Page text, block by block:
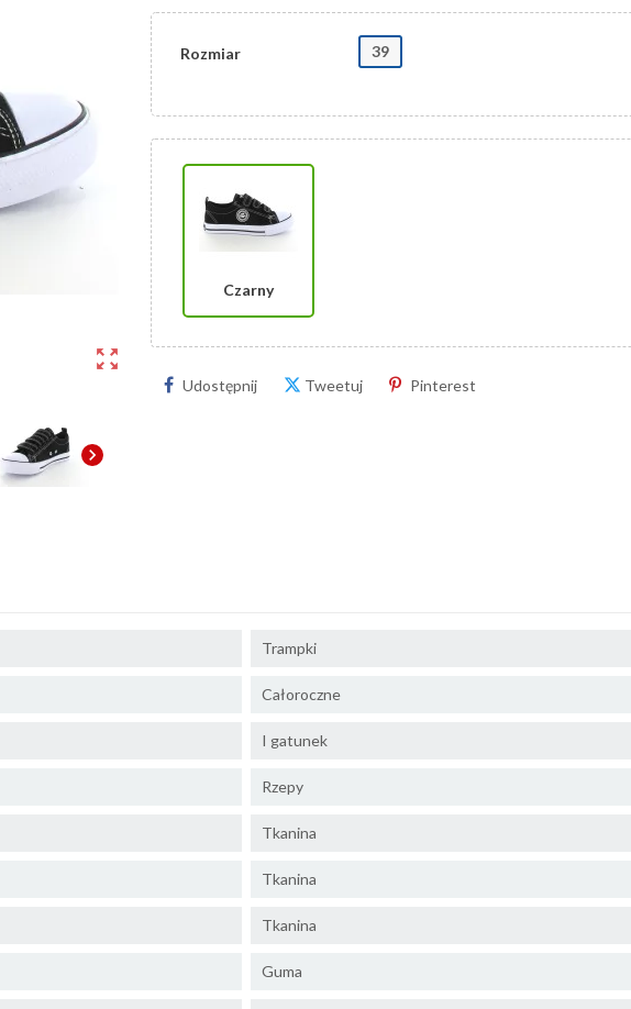
zoom_out_map
chevron_right
Rozmiar 39
Czarny
Udostępnij Tweetuj Pinterest
Trampki
Całoroczne
I gatunek
Rzepy
Tkanina
Tkanina
Tkanina
Guma